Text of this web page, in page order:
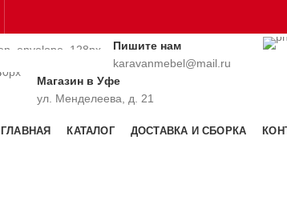
Пишите нам
karavanmebel@mail.ru
Магазин в Уфе
ул. Менделеева, д. 21
ГЛАВНАЯ КАТАЛОГ ДОСТАВКА И СБОРКА